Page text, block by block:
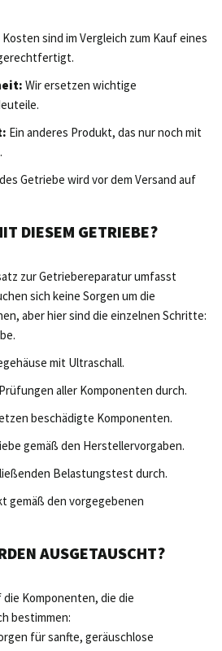
Kosten sind im Vergleich zum Kauf eines
Wir ersetzen wichtige
Ein anderes Produkt, das nur noch mit
Getriebe wird vor dem Versand auf
DIESEM GETRIEBE?
zur Getriebereparatur umfasst
sich keine Sorgen um die
aber hier sind die einzelnen Schritte:
mit Ultraschall.
aller Komponenten durch.
beschädigte Komponenten.
gemäß den Herstellervorgaben.
Belastungstest durch.
gemäß den vorgegebenen
AUSGETAUSCHT?
Komponenten, die die
bestimmen:
für sanfte, geräuschlose